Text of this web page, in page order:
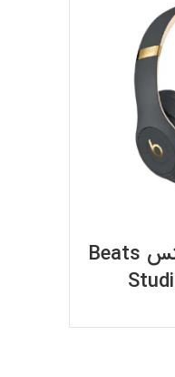
هدفون بلوتوث بیتس Beats